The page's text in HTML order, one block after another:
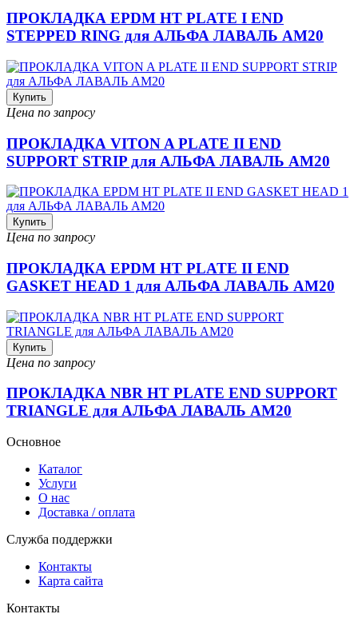
ПРОКЛАДКА EPDM HT PLATE I END
STEPPED RING для АЛЬФА ЛАВАЛЬ AM20
Купить
Цена по запросу
ПРОКЛАДКА VITON A PLATE II END
SUPPORT STRIP для АЛЬФА ЛАВАЛЬ AM20
Купить
Цена по запросу
ПРОКЛАДКА EPDM HT PLATE II END
GASKET HEAD 1 для АЛЬФА ЛАВАЛЬ AM20
Купить
Цена по запросу
ПРОКЛАДКА NBR HT PLATE END SUPPORT
TRIANGLE для АЛЬФА ЛАВАЛЬ AM20
Основное
Каталог
Услуги
О нас
Доставка / оплата
Служба поддержки
Контакты
Карта сайта
Контакты